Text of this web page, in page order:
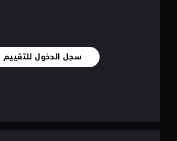
سجل الدخول للتقييم